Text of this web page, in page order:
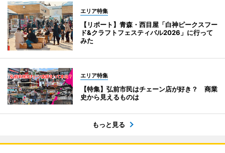
エリア特集
【リポート】青森・西目屋「白神ピークスフー
ド&クラフトフェスティバル2026」に行って
みた
エリア特集
【特集】弘前市民はチェーン店が好き？ 商業
史から見えるものは
もっと見る